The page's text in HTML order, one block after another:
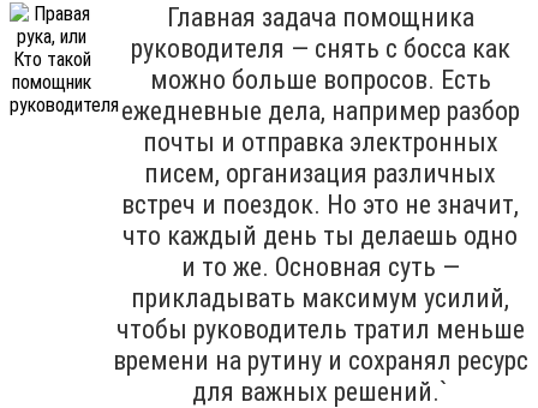
Главная задача помощника
руководителя — снять с босса как
можно больше вопросов. Есть
ежедневные дела, например разбор
почты и отправка электронных
писем, организация различных
встреч и поездок. Но это не значит,
что каждый день ты делаешь одно
и то же. Основная суть —
прикладывать максимум усилий,
чтобы руководитель тратил меньше
времени на рутину и сохранял ресурс
для важных решений.`